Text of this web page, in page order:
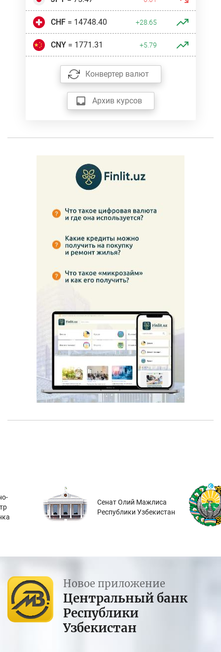
CHF= 14748.40 +28.65
CNY= 1771.31 +5.79
Конвертер валют
Архив курсов
Сенат Олий Мажлиса
Республики Узбекистан
Новое приложение
Центральный банк
Республики
Узбекистан